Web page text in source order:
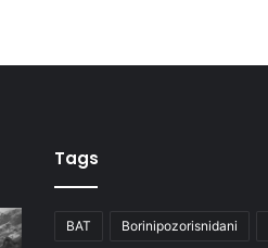
Tags
BAT Borinipozorisnidani